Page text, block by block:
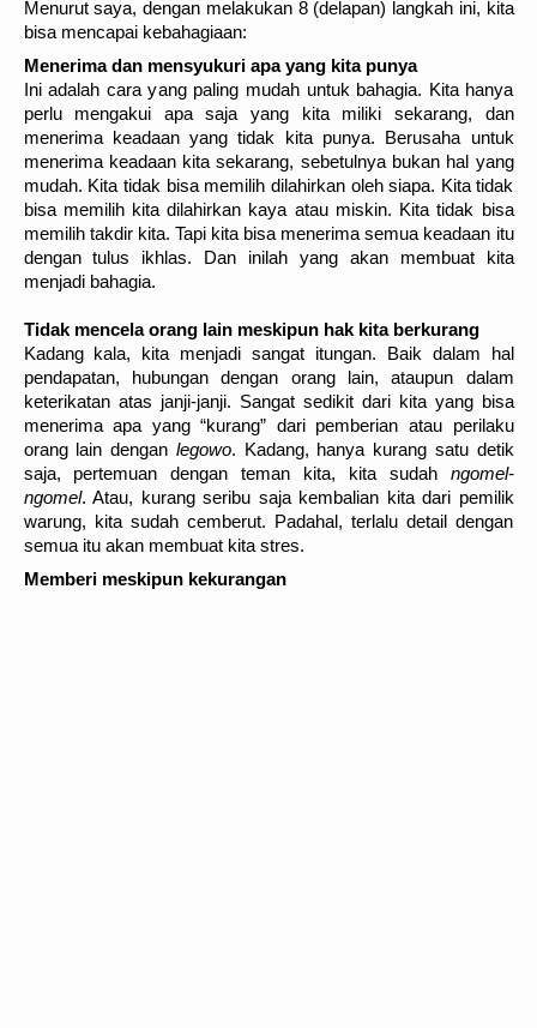
Menurut saya, dengan melakukan 8 (delapan) langkah ini, kita
bisa mencapai kebahagiaan:
Menerima dan mensyukuri apa yang kita punya
Ini adalah cara yang paling mudah untuk bahagia. Kita hanya
perlu mengakui apa saja yang kita miliki sekarang, dan
menerima keadaan yang tidak kita punya. Berusaha untuk
menerima keadaan kita sekarang, sebetulnya bukan hal yang
mudah. Kita tidak bisa memilih dilahirkan oleh siapa. Kita tidak
bisa memilih kita dilahirkan kaya atau miskin. Kita tidak bisa
memilih takdir kita. Tapi kita bisa menerima semua keadaan itu
dengan tulus ikhlas. Dan inilah yang akan membuat kita
menjadi bahagia.
Tidak mencela orang lain meskipun hak kita berkurang
Kadang kala, kita menjadi sangat itungan. Baik dalam hal
pendapatan, hubungan dengan orang lain, ataupun dalam
keterikatan atas janji-janji. Sangat sedikit dari kita yang bisa
menerima apa yang “kurang” dari pemberian atau perilaku
orang lain dengan legowo. Kadang, hanya kurang satu detik
saja, pertemuan dengan teman kita, kita sudah ngomel-
ngomel. Atau, kurang seribu saja kembalian kita dari pemilik
warung, kita sudah cemberut. Padahal, terlalu detail dengan
semua itu akan membuat kita stres.
Memberi meskipun kekurangan